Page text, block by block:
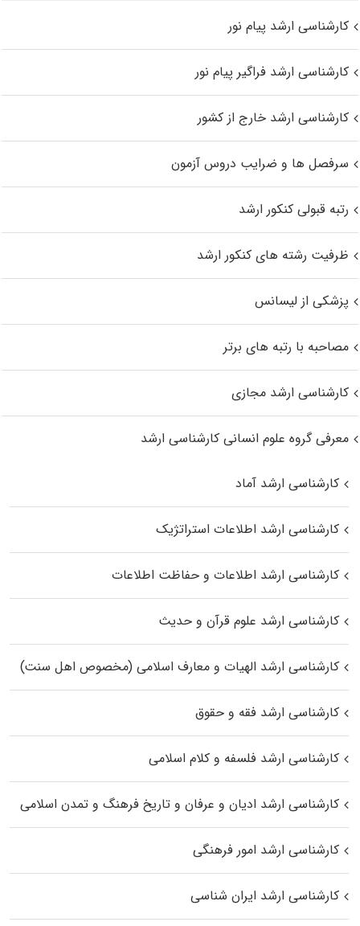
کارشناسی ارشد پیام نور
کارشناسی ارشد فراگیر پیام نور
کارشناسی ارشد خارج از کشور
سرفصل ها و ضرایب دروس آزمون
رتبه قبولی کنکور ارشد
ظرفیت رشته های کنکور ارشد
پزشکی از لیسانس
مصاحبه با رتبه های برتر
کارشناسی ارشد مجازی
معرفی گروه علوم انسانی کارشناسی ارشد
کارشناسی ارشد آماد
کارشناسی ارشد اطلاعات استراتژیک
کارشناسی ارشد اطلاعات و حفاظت اطلاعات
کارشناسی ارشد علوم قرآن و حدیث
کارشناسی ارشد الهیات و معارف اسلامی (مخصوص اهل سنت)
کارشناسی ارشد فقه و حقوق
کارشناسی ارشد فلسفه و کلام اسلامی
کارشناسی ارشد ادیان و عرفان و تاریخ فرهنگ و تمدن اسلامی
کارشناسی ارشد امور فرهنگی
کارشناسی ارشد ایران شناسی